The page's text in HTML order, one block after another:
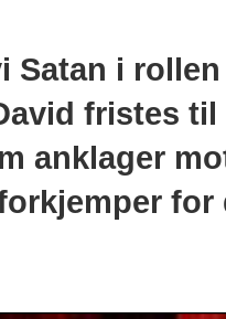
Satan i
fristes
anklager
for